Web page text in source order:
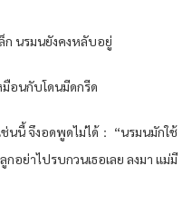
ก นรมนยังคงหลับอยู่
อนกับโดนมีดกรีด
นนี้ จึงอดพูดไม่ได้： “นรมนมักใช้
อย่าไปรบกวนเธอเลย ลงมา แม่มี